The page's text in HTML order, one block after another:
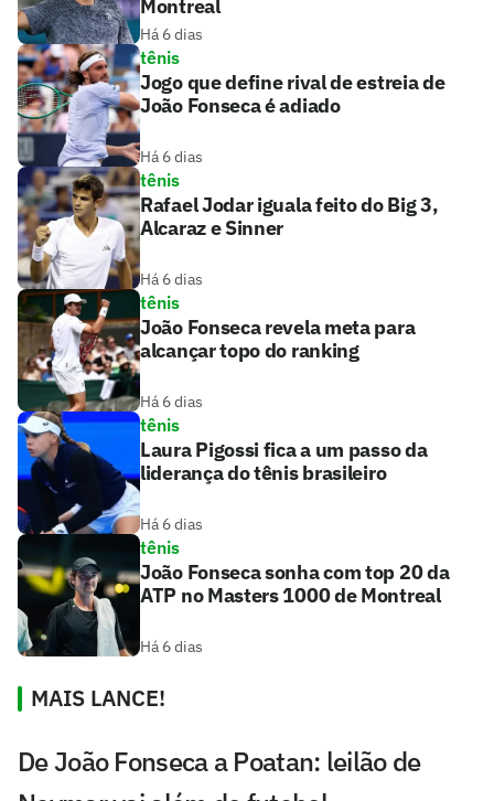
Montreal
Há 6 dias
tênis
Jogo que define rival de estreia de
João Fonseca é adiado
Há 6 dias
tênis
Rafael Jodar iguala feito do Big 3,
Alcaraz e Sinner
Há 6 dias
tênis
João Fonseca revela meta para
alcançar topo do ranking
Há 6 dias
tênis
Laura Pigossi fica a um passo da
liderança do tênis brasileiro
Há 6 dias
tênis
João Fonseca sonha com top 20 da
ATP no Masters 1000 de Montreal
Há 6 dias
MAIS LANCE!
De João Fonseca a Poatan: leilão de